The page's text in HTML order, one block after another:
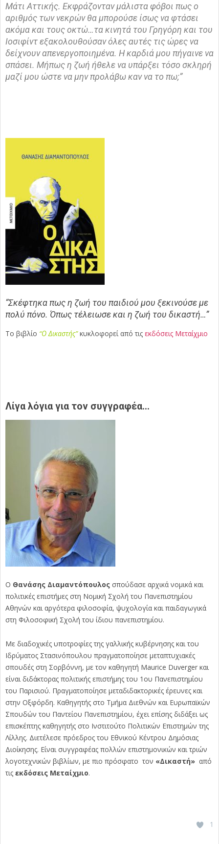
Μάτι Αττικής. Εκφράζονταν μάλιστα φόβοι πως ο
αριθμός των νεκρών θα μπορούσε ίσως να φτάσει
ακόμα και τους οκτώ…τα κινητά του Γρηγόρη και του
Ιοσιφίντ εξακολουθούσαν όλες αυτές τις ώρες να
δείχνουν απενεργοποιημένα. Η καρδιά μου πήγαινε να
σπάσει. Μήπως η ζωή ήθελε να υπάρξει τόσο σκληρή
μαζί μου ώστε να μην προλάβω καν να το πω;”
“Σκέφτηκα πως η ζωή του παιδιού μου ξεκινούσε με
πολύ πόνο. Όπως τέλειωσε και η ζωή του δικαστή…”
Το βιβλίο “Ο Δικαστής”κυκλοφορεί από τις εκδόσεις Μεταίχμιο
Λίγα λόγια για τον συγγραφέα…
Ο Θανάσης Διαμαντόπουλος σπούδασε αρχικά νομικά και
πολιτικές επιστήμες στη Νομική Σχολή του Πανεπιστημίου
Αθηνών και αργότερα φιλοσοφία, ψυχολογία και παιδαγωγικά
στη Φιλοσοφική Σχολή του ίδιου πανεπιστημίου.
Με διαδοχικές υποτροφίες της γαλλικής κυβέρνησης και του
Ιδρύματος Στασινόπουλου πραγματοποίησε μεταπτυχιακές
σπουδές στη Σορβόννη, με τον καθηγητή Maurice Duverger και
είναι διδάκτορας πολιτικής επιστήμης του 1ου Πανεπιστημίου
του Παρισιού. Πραγματοποίησε μεταδιδακτορικές έρευνες και
στην Οξφόρδη. Καθηγητής στο Τμήμα Διεθνών και Ευρωπαϊκών
Σπουδών του Παντείου Πανεπιστημίου, έχει επίσης διδάξει ως
επισκέπτης καθηγητής στο Ινστιτούτο Πολιτικών Επιστημών της
Λίλλης. Διετέλεσε πρόεδρος του Εθνικού Κέντρου Δημόσιας
Διοίκησης. Είναι συγγραφέας πολλών επιστημονικών και τριών
λογοτεχνικών βιβλίων, με πιο πρόσφατο τον «Δικαστή» από
τις εκδόσεις Μεταίχμιο.
1